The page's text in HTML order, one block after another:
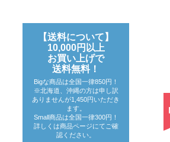
【送料について】
10,000円以上
お買い上げで
送料無料！
Bigな商品は全国一律850円！
※北海道、沖縄の方は申し訳
ありませんが1,450円いただき
ます。
Small商品は全国一律300円！
詳しくは商品ページにてご確
認ください。